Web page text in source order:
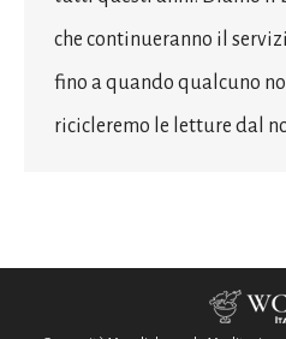
che continueranno il
fino a quando qualcuno
ricicleremo le letture dal